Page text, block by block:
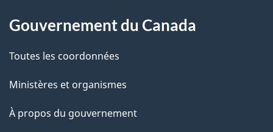
a
p
a
g
e
Gouvernement du Canada
Toutes les coordonnées
Ministères et organismes
À propos du gouvernement